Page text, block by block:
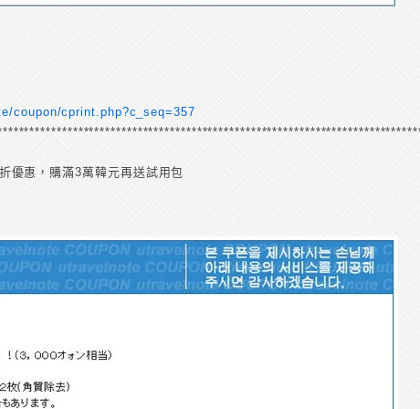
coupon/cprint.php?c_seq=357
折優惠，購滿3萬韓元再送試用包